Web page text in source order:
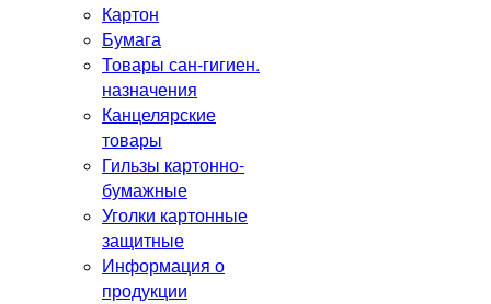
Картон
Бумага
Товары сан-гигиен.
назначения
Канцелярские
товары
Гильзы картонно-
бумажные
Уголки картонные
защитные
Информация о
продукции